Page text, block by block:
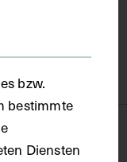
bzw.
bestimmte
Diensten